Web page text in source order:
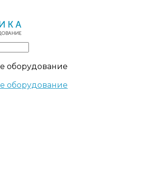
оборудование
оборудование